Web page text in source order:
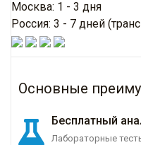
Москва: 1 - 3 дня
Россия: 3 - 7 дней
Основные
Бесплатный
Лабораторные